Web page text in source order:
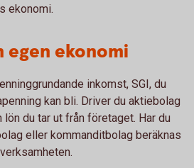
ekonomi.
egen ekonomi
inkomst, SGI, du
kan bli. Driver du aktiebolag
lön du tar ut från företaget. Har du
eller kommanditbolag beräknas